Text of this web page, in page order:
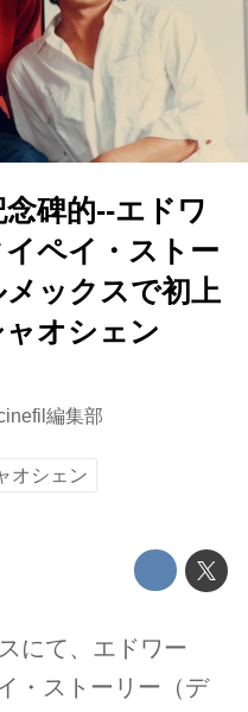
碑的--エドワ
ペイ・ストー
ックスで初上
オシェン
編集部
オシェン
にて、エドワー
・ストーリー（デ